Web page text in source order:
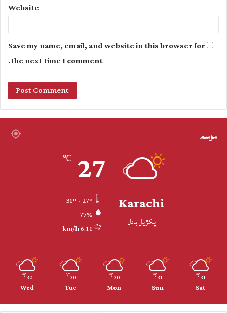
Website
Save my name, email, and website in this browser for
the next time I comment.
موسم
Karachi
پکڙيل بادل
27
℃
77%
6.11 km/h
31
℃
Sat
31
℃
Sun
30
℃
Mon
30
℃
Tue
30
℃
Wed